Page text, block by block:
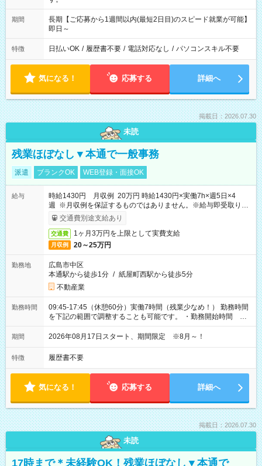
期間
長期【ご応募から1週間以内(最短2日目)のスピード就業が可能】
即日～
特徴 日払いOK / 履歴書不要 / 電話対応なし / パソコンスキル不要
気になる！ 応募する 詳細へ
掲載日：2026.07.30
未読
残業ほぼなし▼本通で一般事務
派遣 ブランクOK WEB登録・面接OK
給与
時給1430円 月収例 20万円 時給1430円×実働7h×週5日×4
週 ※月収例を保証するものではありません。※給与即受取りサ
ービス利用可（利用条件有）
交通費別途支給あり
交通費 1ヶ月3万円を上限として実費支給
月収例 20～25万円
勤務地
広島市中区
本通駅から徒歩1分 / 紙屋町西駅から徒歩5分
不動産業
勤務時間
09:45-17:45（休憩60分）実働7時間（残業少なめ！） 勤務時間
を下記の範囲で調整することも可能です。 ・勤務開始時間
09:45～12:30 ・勤務終了時間 15:45～18:30 ・実働 05:00～
07:45
期間 2026年08月17日スタート、期間限定 ※8月～！
特徴 履歴書不要
気になる！ 応募する 詳細へ
掲載日：2026.07.30
未読
17時まで＊未経験OK！残業ほぼなし▼本通で